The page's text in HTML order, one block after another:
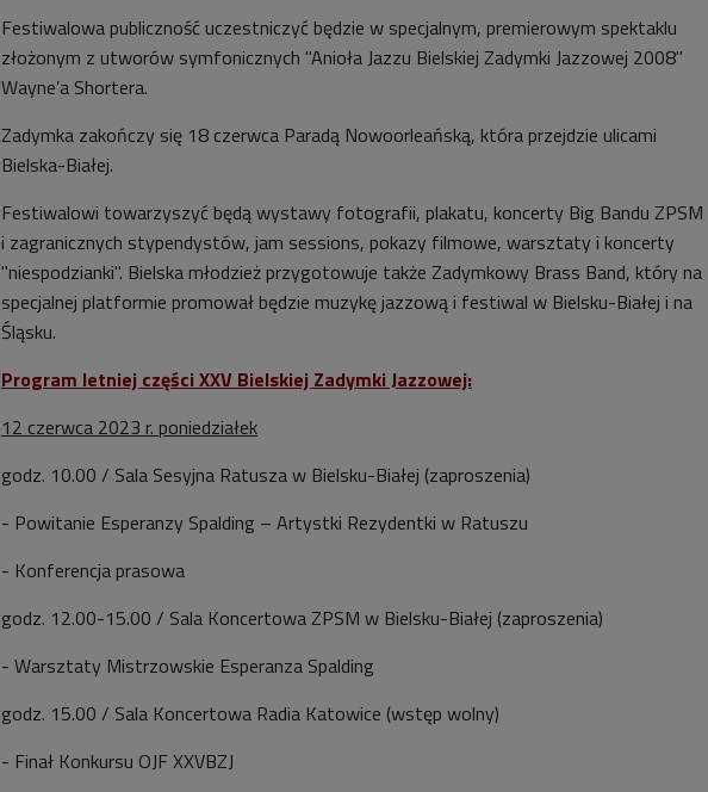
Festiwalowa publiczność uczestniczyć będzie w specjalnym, premierowym spektaklu
złożonym z utworów symfonicznych "Anioła Jazzu Bielskiej Zadymki Jazzowej 2008"
Wayne’a Shortera.
Zadymka zakończy się 18 czerwca Paradą Nowoorleańską, która przejdzie ulicami
Bielska-Białej.
Festiwalowi towarzyszyć będą wystawy fotografii, plakatu, koncerty Big Bandu ZPSM
i zagranicznych stypendystów, jam sessions, pokazy filmowe, warsztaty i koncerty
"niespodzianki". Bielska młodzież przygotowuje także Zadymkowy Brass Band, który na
specjalnej platformie promował będzie muzykę jazzową i festiwal w Bielsku-Białej i na
Śląsku.
Program letniej części XXV Bielskiej Zadymki Jazzowej:
12 czerwca 2023 r. poniedziałek
godz. 10.00 / Sala Sesyjna Ratusza w Bielsku-Białej (zaproszenia)
- Powitanie Esperanzy Spalding – Artystki Rezydentki w Ratuszu
- Konferencja prasowa
godz. 12.00-15.00 / Sala Koncertowa ZPSM w Bielsku-Białej (zaproszenia)
- Warsztaty Mistrzowskie Esperanza Spalding
godz. 15.00 / Sala Koncertowa Radia Katowice (wstęp wolny)
- Finał Konkursu OJF XXVBZJ